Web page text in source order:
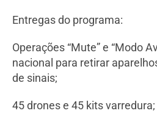
Entregas do programa:
Operações “Mute” e “Modo
nacional para retirar
de sinais;
45 drones e 45 kits varredura;